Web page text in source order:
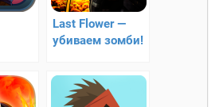
Last Flower —
убиваем зомби!